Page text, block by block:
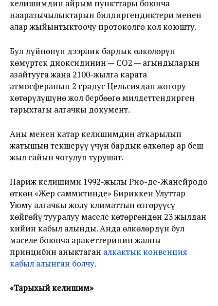
келишимдин айрым пункттары боюнча
нааразычылыктарын билдиргендиктери менен
алар жыйынтыктоочу протоколго кол коюшту.
Бул дүйнөнүн дээрлик бардык өлкөлөрүн
көмүртек диоксидинин — CO2 — агындыларын
азайтууга жана 2100-жылга карата
атмосферанын 2 градус Цельсиядан жогору
көтөрүлүшүнө жол бербөөгө милдеттендирген
тарыхтагы алгачкы документ.
Аны менен катар келишимдин аткарылып
жатышын текшерүү үчүн бардык өлкөлөр ар беш
жыл сайын чогулуп турушат.
Париж келишими 1992-жылы Рио-де-Жанейродо
өткөн «Жер саммитинде» Бириккен Улуттар
Уюму алгачкы жолу климаттын өзгөрүүсү
көйгөйү тууралуу маселе көтөргөндөн 23 жылдан
кийин кабыл алынды. Анда өлкөлөрдүн бул
маселе боюнча аракеттеринин жалпы
принцибин аныктаган алкактык конвенция
кабыл алынган болчу.
«Тарыхый келишим»